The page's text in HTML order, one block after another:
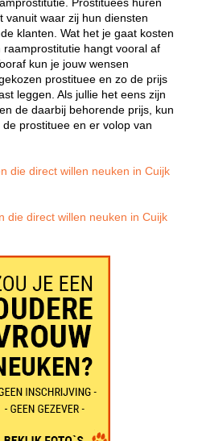
Prostituees huren
vanuit waar zij hun diensten
klanten. Wat het je gaat kosten
hangt vooral af
kun je jouw wensen
prostituee en zo de prijs
leggen. Als jullie het eens zijn
de daarbij behorende prijs, kun
prostituee en er volop van
die direct willen neuken in Cuijk
die direct willen neuken in Cuijk